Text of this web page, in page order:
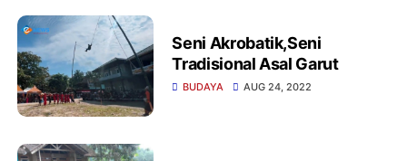
Seni Akrobatik,Seni
Tradisional Asal Garut
BUDAYA AUG 24, 2022